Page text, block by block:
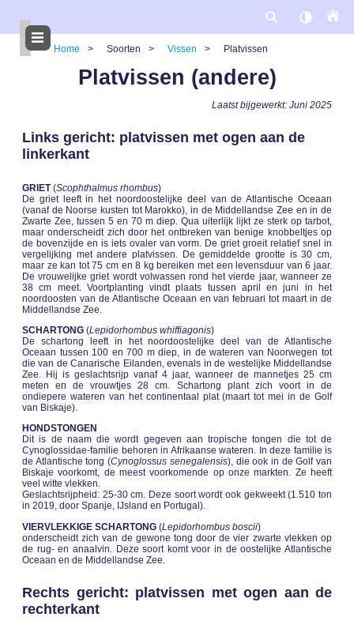
inhoud
Kruimelpad
Home Soorten Vissen Platvissen
Platvissen (andere)
Laatst bijgewerkt: Juni 2025
Links gericht: platvissen met ogen aan de
linkerkant
GRIET(Scophthalmus rhombus)
De griet leeft in het noordoostelijke deel van de Atlantische Oceaan
(vanaf de Noorse kusten tot Marokko), in de Middellandse Zee en in de
Zwarte Zee, tussen 5 en 70 m diep. Qua uiterlijk lijkt ze sterk op tarbot,
maar onderscheidt zich door het ontbreken van benige knobbeltjes op
de bovenzijde en is iets ovaler van vorm. De griet groeit relatief snel in
vergelijking met andere platvissen. De gemiddelde grootte is 30 cm,
maar ze kan tot 75 cm en 8 kg bereiken met een levensduur van 6 jaar.
De vrouwelijke griet wordt volwassen rond het vierde jaar, wanneer ze
38 cm meet. Voortplanting vindt plaats tussen april en juni in het
noordoosten van de Atlantische Oceaan en van februari tot maart in de
Middellandse Zee.
SCHARTONG (Lepidorhombus whiffiagonis)
De schartong leeft in het noordoostelijke deel van de Atlantische
Oceaan tussen 100 en 700 m diep, in de wateren van Noorwegen tot
die van de Canarische Eilanden, evenals in de westelijke Middellandse
Zee. Hij is geslachtsrijp vanaf 4 jaar, wanneer de mannetjes 25 cm
meten en de vrouwtjes 28 cm. Schartong plant zich voort in de
ondiepere wateren van het continentaal plat (maart tot mei in de Golf
van Biskaje).
HONDSTONGEN
Dit is de naam die wordt gegeven aan tropische tongen die tot de
Cynoglossidae-familie behoren in Afrikaanse wateren. In deze familie is
de Atlantische tong (Cynoglossus senegalensis), die ook in de Golf van
Biskaje voorkomt, de meest voorkomende op onze markten. Ze heeft
veel witte vlekken.
Geslachtsrijpheid: 25-30 cm. Deze soort wordt ook gekweekt (1.510 ton
in 2019, door Spanje, IJsland en Portugal).
VIERVLEKKIGE SCHARTONG (Lepidorhombus boscii)
onderscheidt zich van de gewone tong door de vier zwarte vlekken op
de rug- en anaalvin. Deze soort komt voor in de oostelijke Atlantische
Oceaan en de Middellandse Zee.
Rechts gericht: platvissen met ogen aan de
rechterkant